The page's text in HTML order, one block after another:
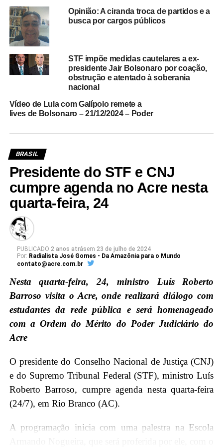
Opinião: A ciranda troca de partidos e a
busca por cargos públicos
STF impõe medidas cautelares a ex-
presidente Jair Bolsonaro por coação,
obstrução e atentado à soberania
nacional
Vídeo de Lula com Galípolo remete a
lives de Bolsonaro – 21/12/2024 – Poder
BRASIL
Presidente do STF e CNJ
cumpre agenda no Acre nesta
quarta-feira, 24
PUBLICADO 2 anos atrásem 23 de julho de 2024
Por: Radialista José Gomes - Da Amazônia para o Mundo
contato@acre.com.br
Nesta quarta-feira, 24, ministro Luís Roberto
Barroso visita o Acre, onde realizará diálogo com
estudantes da rede pública e será homenageado
com a Ordem do Mérito do Poder Judiciário do
Acre
O presidente do Conselho Nacional de Justiça (CNJ)
e do Supremo Tribunal Federal (STF), ministro Luís
Roberto Barroso, cumpre agenda nesta quarta-feira
(24/7), em Rio Branco (AC).
A programação inicia com uma palestra na Escola